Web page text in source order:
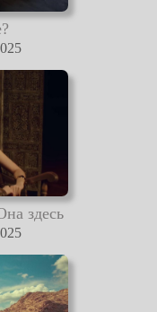
здесь